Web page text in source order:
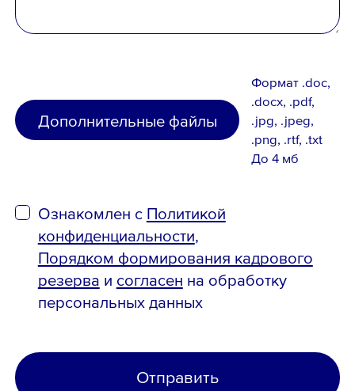
Дополнительные файлы
Формат .doc,
.docx, .pdf,
.jpg, .jpeg,
.png, .rtf, .txt
До 4 мб
Ознакомлен с Политикой
конфиденциальности,
Порядком формирования кадрового
резерва и согласен на обработку
персональных данных
Отправить